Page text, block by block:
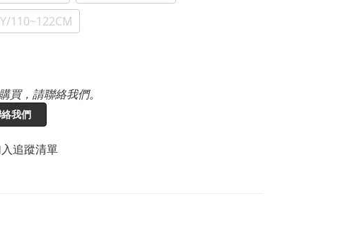
110~122CM
買，請聯絡我們。
我們
追蹤清單